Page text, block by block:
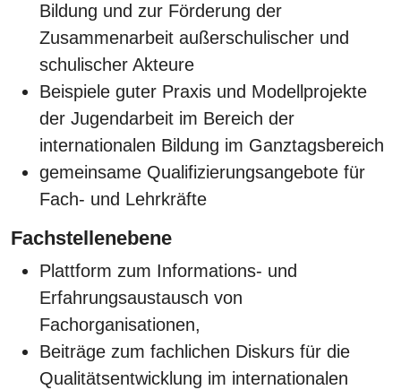
Bildung und zur Förderung der
Zusammenarbeit außerschulischer und
schulischer Akteure
Beispiele guter Praxis und Modellprojekte
der Jugendarbeit im Bereich der
internationalen Bildung im Ganztagsbereich
gemeinsame Qualifizierungsangebote für
Fach- und Lehrkräfte
Fachstellenebene
Plattform zum Informations- und
Erfahrungsaustausch von
Fachorganisationen,
Beiträge zum fachlichen Diskurs für die
Qualitätsentwicklung im internationalen